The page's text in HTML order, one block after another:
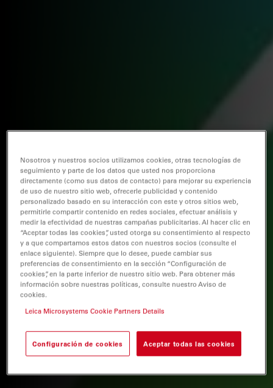
Nosotros y nuestros socios utilizamos cookies, otras tecnologías de
seguimiento y parte de los datos que usted nos proporciona
directamente (como sus datos de contacto) para mejorar su experiencia
de uso de nuestro sitio web, ofrecerle publicidad y contenido
personalizado basado en su interacción con este y otros sitios web,
permitirle compartir contenido en redes sociales, efectuar análisis y
medir la efectividad de nuestras campañas publicitarias. Al hacer clic en
“Aceptar todas las cookies”, usted otorga su consentimiento al respecto
y a que compartamos estos datos con nuestros socios (consulte el
enlace siguiente). Siempre que lo desee, puede cambiar sus
preferencias de consentimiento en la sección “Configuración de
cookies”, en la parte inferior de nuestro sitio web. Para obtener más
información sobre nuestras políticas, consulte nuestro Aviso de
cookies.
Leica Microsystems Cookie Partners Details
Configuración de cookies Aceptar todas las cookies